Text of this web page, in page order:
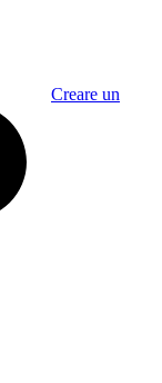
Creare un